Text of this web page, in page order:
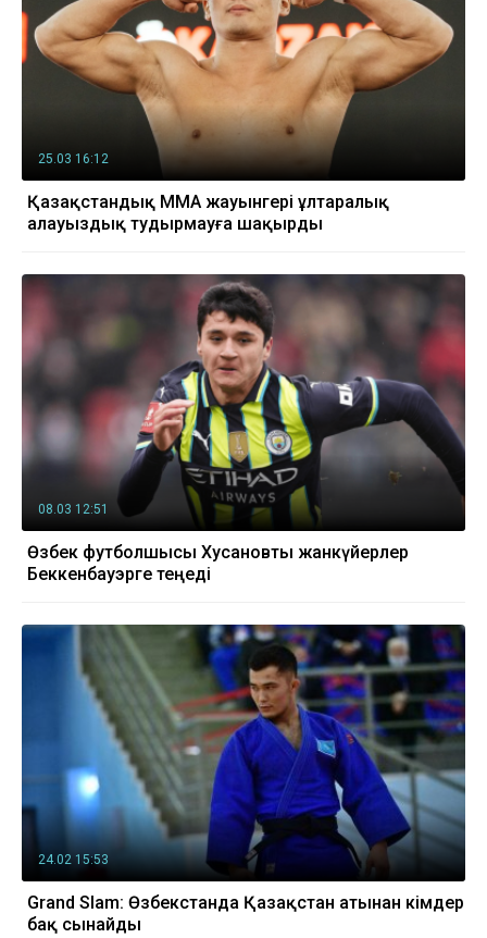
25.03 16:12
Қазақстандық ММА жауынгері ұлтаралық
алауыздық тудырмауға шақырды
08.03 12:51
Өзбек футболшысы Хусановты жанкүйерлер
Беккенбауэрге теңеді
24.02 15:53
Grand Slam: Өзбекстанда Қазақстан атынан кімдер
бақ сынайды